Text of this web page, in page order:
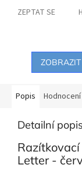
ZEPTAT SE
Popis Hodnocení
Detailní
Letter -